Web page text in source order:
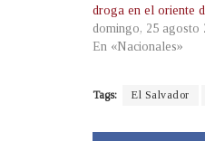
droga en el oriente
domingo, 25 agosto
En «Nacionales»
Tags: El Salvador